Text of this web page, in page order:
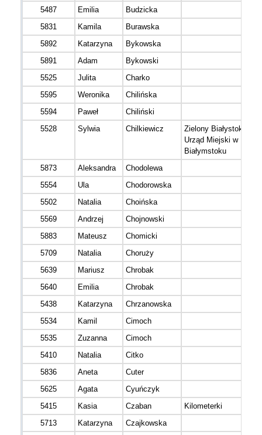
5487
Emilia
Budzicka
5831
Kamila
Burawska
5892
Katarzyna
Bykowska
5891
Adam
Bykowski
5525
Julita
Charko
5595
Weronika
Chilińska
5594
Paweł
Chiliński
5528
Sylwia Chilkiewicz
Zielony Białystok -
Urząd Miejski w
Białymstoku
5873
Aleksandra
Chodolewa
5554
Ula
Chodorowska
5502
Natalia
Choińska
5569
Andrzej
Chojnowski
5883
Mateusz
Chomicki
5709
Natalia
Choruży
5639
Mariusz
Chrobak
5640
Emilia
Chrobak
5438
Katarzyna
Chrzanowska
5534
Kamil
Cimoch
5535
Zuzanna
Cimoch
5410
Natalia
Citko
5836
Aneta
Cuter
5625
Agata
Cyuńczyk
5415
Kasia Czaban
Kilometerki
5713
Katarzyna
Czajkowska